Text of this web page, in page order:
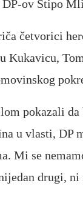
ov Stipo
četvorici
pokazali da
u vlasti,
Mi se
drugi,